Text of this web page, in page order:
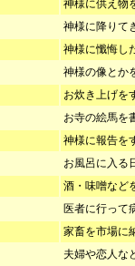
神様に供え物
神様に降りて
神様に懺悔し
神様の像とか
お炊き上げを
お寺の絵馬を
神様に報告を
お風呂に入る
酒・味噌など
医者に行って
家畜を市場に
夫婦や恋人な